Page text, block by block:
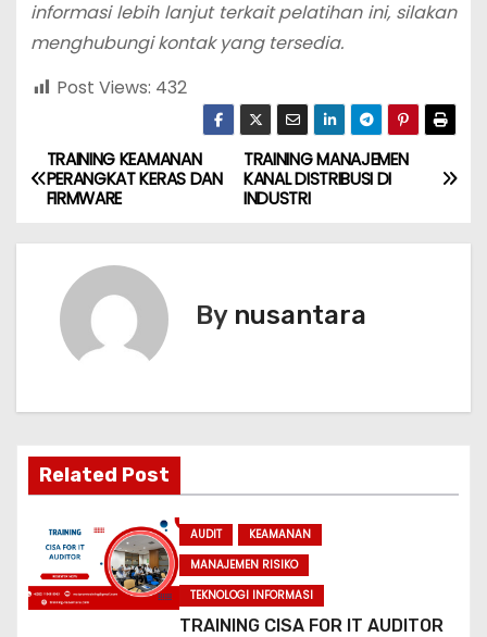
informasi lebih lanjut terkait pelatihan ini, silakan
menghubungi kontak yang tersedia.
Post Views: 432
P
o
v
i
g
a
TRAINING MANAJEMEN
KANAL DISTRIBUSI DI
INDUSTRI
TRAINING KEAMANAN
PERANGKAT KERAS DAN
FIRMWARE
By nusantara
Related Post
AUDIT
KEAMANAN
MANAJEMEN RISIKO
TEKNOLOGI INFORMASI
TRAINING CISA FOR IT AUDITOR